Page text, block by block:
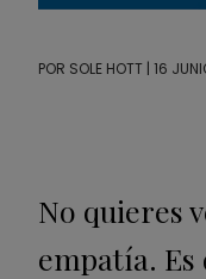
POR SOLE HOTT | 16
No quieres
empatía.